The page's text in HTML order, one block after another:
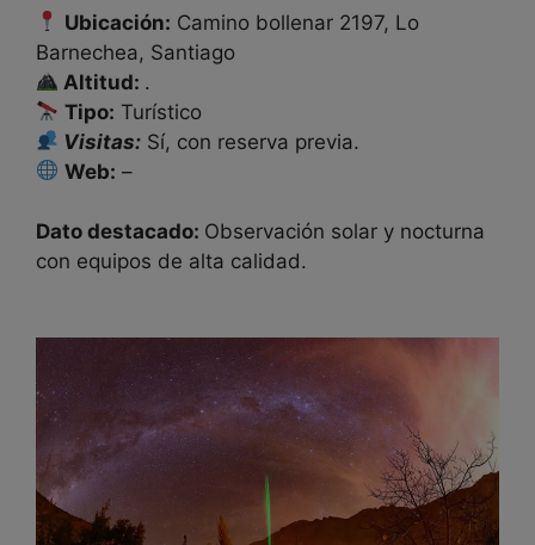
Ubicación: Camino bollenar 2197, Lo
Barnechea, Santiago
Altitud: .
Tipo: Turístico
Visitas: Sí, con reserva previa.
Web: –
Dato destacado: Observación solar y nocturna
con equipos de alta calidad.